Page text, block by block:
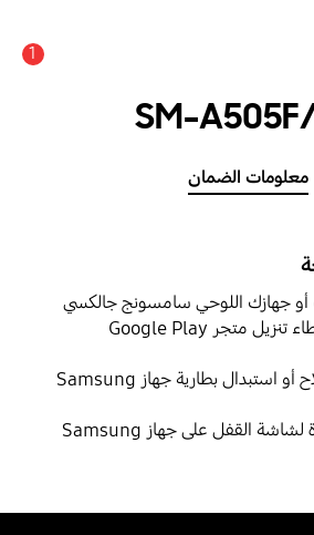
1
SM-
معلومات الضمان
أو جهازك اللوحي سامسونج جالكسي
كيفية استكشاف أخطاء تنزيل متجر Google Play
كيفية فحص أو إصلاح أو استبدال بطارية جهاز Samsung
اكتشف ميزات جديدة لشاشة القفل على جهاز Samsung